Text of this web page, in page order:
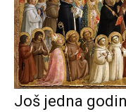
Još jedna